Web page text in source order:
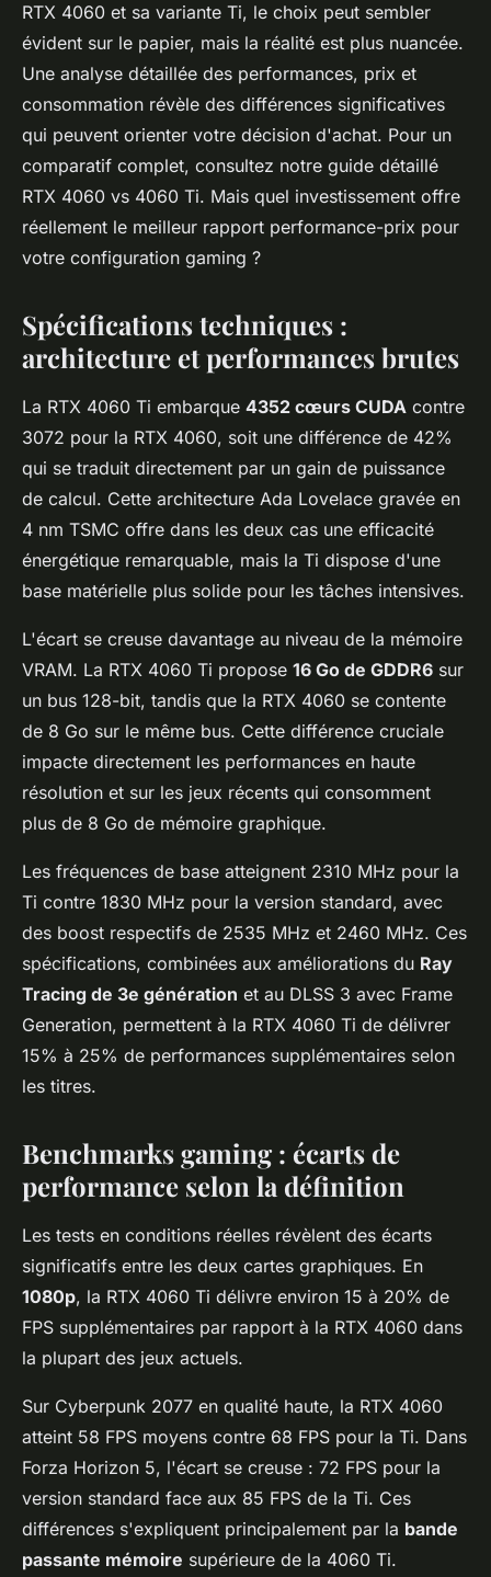
Claude•20/03/2026 20:37•7 min de lecture
RTX 4060 et sa variante Ti, le choix peut sembler
évident sur le papier, mais la réalité est plus nuancée.
Une analyse détaillée des performances, prix et
consommation révèle des différences significatives
qui peuvent orienter votre décision d'achat. Pour un
comparatif complet, consultez notre guide détaillé
RTX 4060 vs 4060 Ti. Mais quel investissement offre
réellement le meilleur rapport performance-prix pour
votre configuration gaming ?
Spécifications techniques :
architecture et performances brutes
La RTX 4060 Ti embarque 4352 cœurs CUDA contre
3072 pour la RTX 4060, soit une différence de 42%
qui se traduit directement par un gain de puissance
de calcul. Cette architecture Ada Lovelace gravée en
4 nm TSMC offre dans les deux cas une efficacité
énergétique remarquable, mais la Ti dispose d'une
base matérielle plus solide pour les tâches intensives.
L'écart se creuse davantage au niveau de la mémoire
VRAM. La RTX 4060 Ti propose 16 Go de GDDR6 sur
un bus 128-bit, tandis que la RTX 4060 se contente
de 8 Go sur le même bus. Cette différence cruciale
impacte directement les performances en haute
résolution et sur les jeux récents qui consomment
plus de 8 Go de mémoire graphique.
Les fréquences de base atteignent 2310 MHz pour la
Ti contre 1830 MHz pour la version standard, avec
des boost respectifs de 2535 MHz et 2460 MHz. Ces
spécifications, combinées aux améliorations du Ray
Tracing de 3e génération et au DLSS 3 avec Frame
Generation, permettent à la RTX 4060 Ti de délivrer
15% à 25% de performances supplémentaires selon
les titres.
Benchmarks gaming : écarts de
performance selon la définition
Les tests en conditions réelles révèlent des écarts
significatifs entre les deux cartes graphiques. En
1080p, la RTX 4060 Ti délivre environ 15 à 20% de
FPS supplémentaires par rapport à la RTX 4060 dans
la plupart des jeux actuels.
Sur Cyberpunk 2077 en qualité haute, la RTX 4060
atteint 58 FPS moyens contre 68 FPS pour la Ti. Dans
Forza Horizon 5, l'écart se creuse : 72 FPS pour la
version standard face aux 85 FPS de la Ti. Ces
différences s'expliquent principalement par la bande
passante mémoire supérieure de la 4060 Ti.